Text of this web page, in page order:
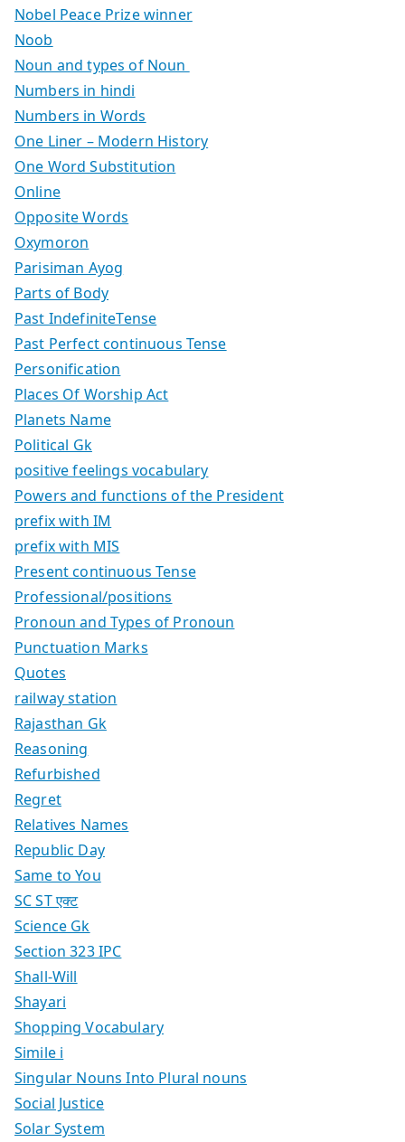
Nobel Peace Prize winner
Noob
Noun and types of Noun
Numbers in hindi
Numbers in Words
One Liner – Modern History
One Word Substitution
Online
Opposite Words
Oxymoron
Parisiman Ayog
Parts of Body
Past IndefiniteTense
Past Perfect continuous Tense
Personification
Places Of Worship Act
Planets Name
Political Gk
positive feelings vocabulary
Powers and functions of the President
prefix with IM
prefix with MIS
Present continuous Tense
Professional/positions
Pronoun and Types of Pronoun
Punctuation Marks
Quotes
railway station
Rajasthan Gk
Reasoning
Refurbished
Regret
Relatives Names
Republic Day
Same to You
SC ST एक्ट
Science Gk
Section 323 IPC
Shall-Will
Shayari
Shopping Vocabulary
Simile i
Singular Nouns Into Plural nouns
Social Justice
Solar System